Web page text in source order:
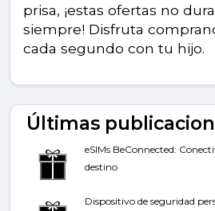
prisa, ¡estas ofertas no
siempre! Disfruta
cada segundo con tu hijo.
Últimas
eSIMs BeConnected:
destino
Dispositivo de seguridad